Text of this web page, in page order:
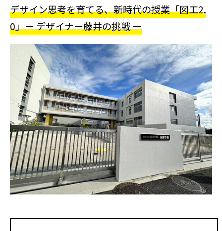
デザイン思考を育てる、新時代の授業「図工2.
0」ー デザイナー藤井の挑戦 ー